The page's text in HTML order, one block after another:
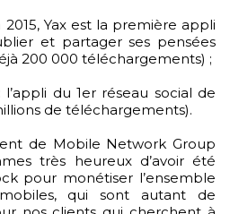
Yax est la première appli
et partager ses pensées
200 000 téléchargements) ;
l’appli du 1er réseau social de
de téléchargements).
de Mobile Network Group
très heureux d’avoir été
pour monétiser l’ensemble
qui sont autant de